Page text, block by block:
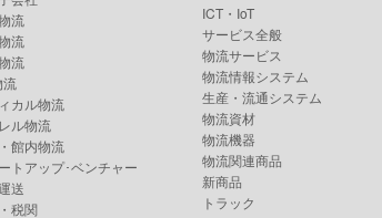
流
流
流
流
カル物流
ル物流
館内物流
トアップ･ベンチャー
送
税関
ICT・IoT
サービス全般
物流サービス
物流情報システム
生産・流通システム
物流資材
物流機器
物流関連商品
新商品
トラック